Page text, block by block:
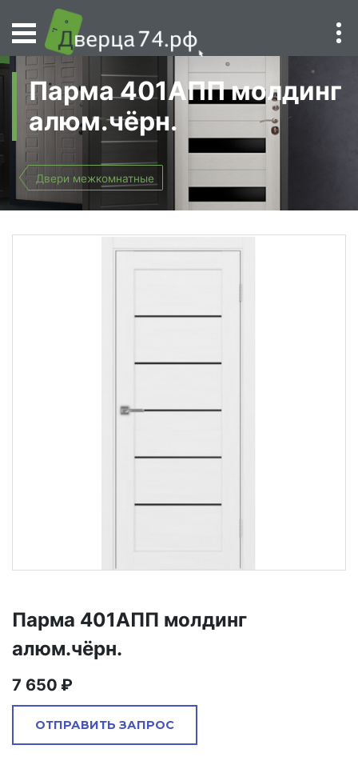
Парма 401АПП молдинг
алюм.чёрн.
Двери межкомнатные
Парма 401АПП молдинг
алюм.чёрн.
7 650
ОТПРАВИТЬ ЗАПРОС